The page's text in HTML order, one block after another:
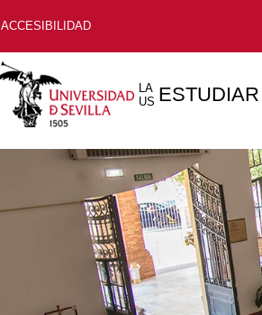
ACCESIBILIDAD
LA
US ESTUDIAR